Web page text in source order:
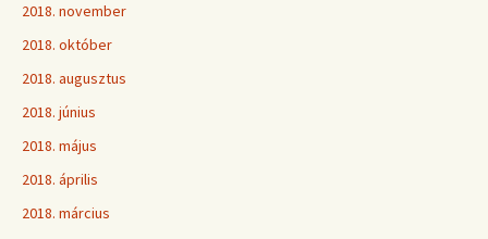
2018. november
2018. október
2018. augusztus
2018. június
2018. május
2018. április
2018. március